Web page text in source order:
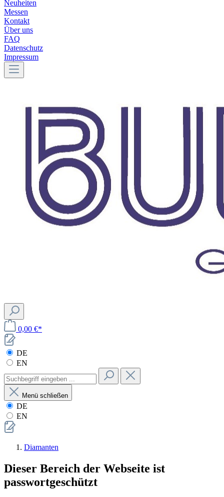
Neuheiten
Messen
Kontakt
Über uns
FAQ
Datenschutz
Impressum
0,00 €*
DE
EN
Menü schließen
DE
EN
Diamanten
Dieser Bereich der Webseite ist
passwortgeschützt